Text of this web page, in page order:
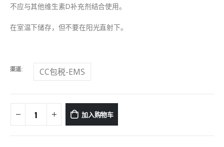
不应与其他维生素D补充剂结合使用。
在室温下储存，但不要在阳光直射下。
渠道 CC包税-EMS
加入购物车